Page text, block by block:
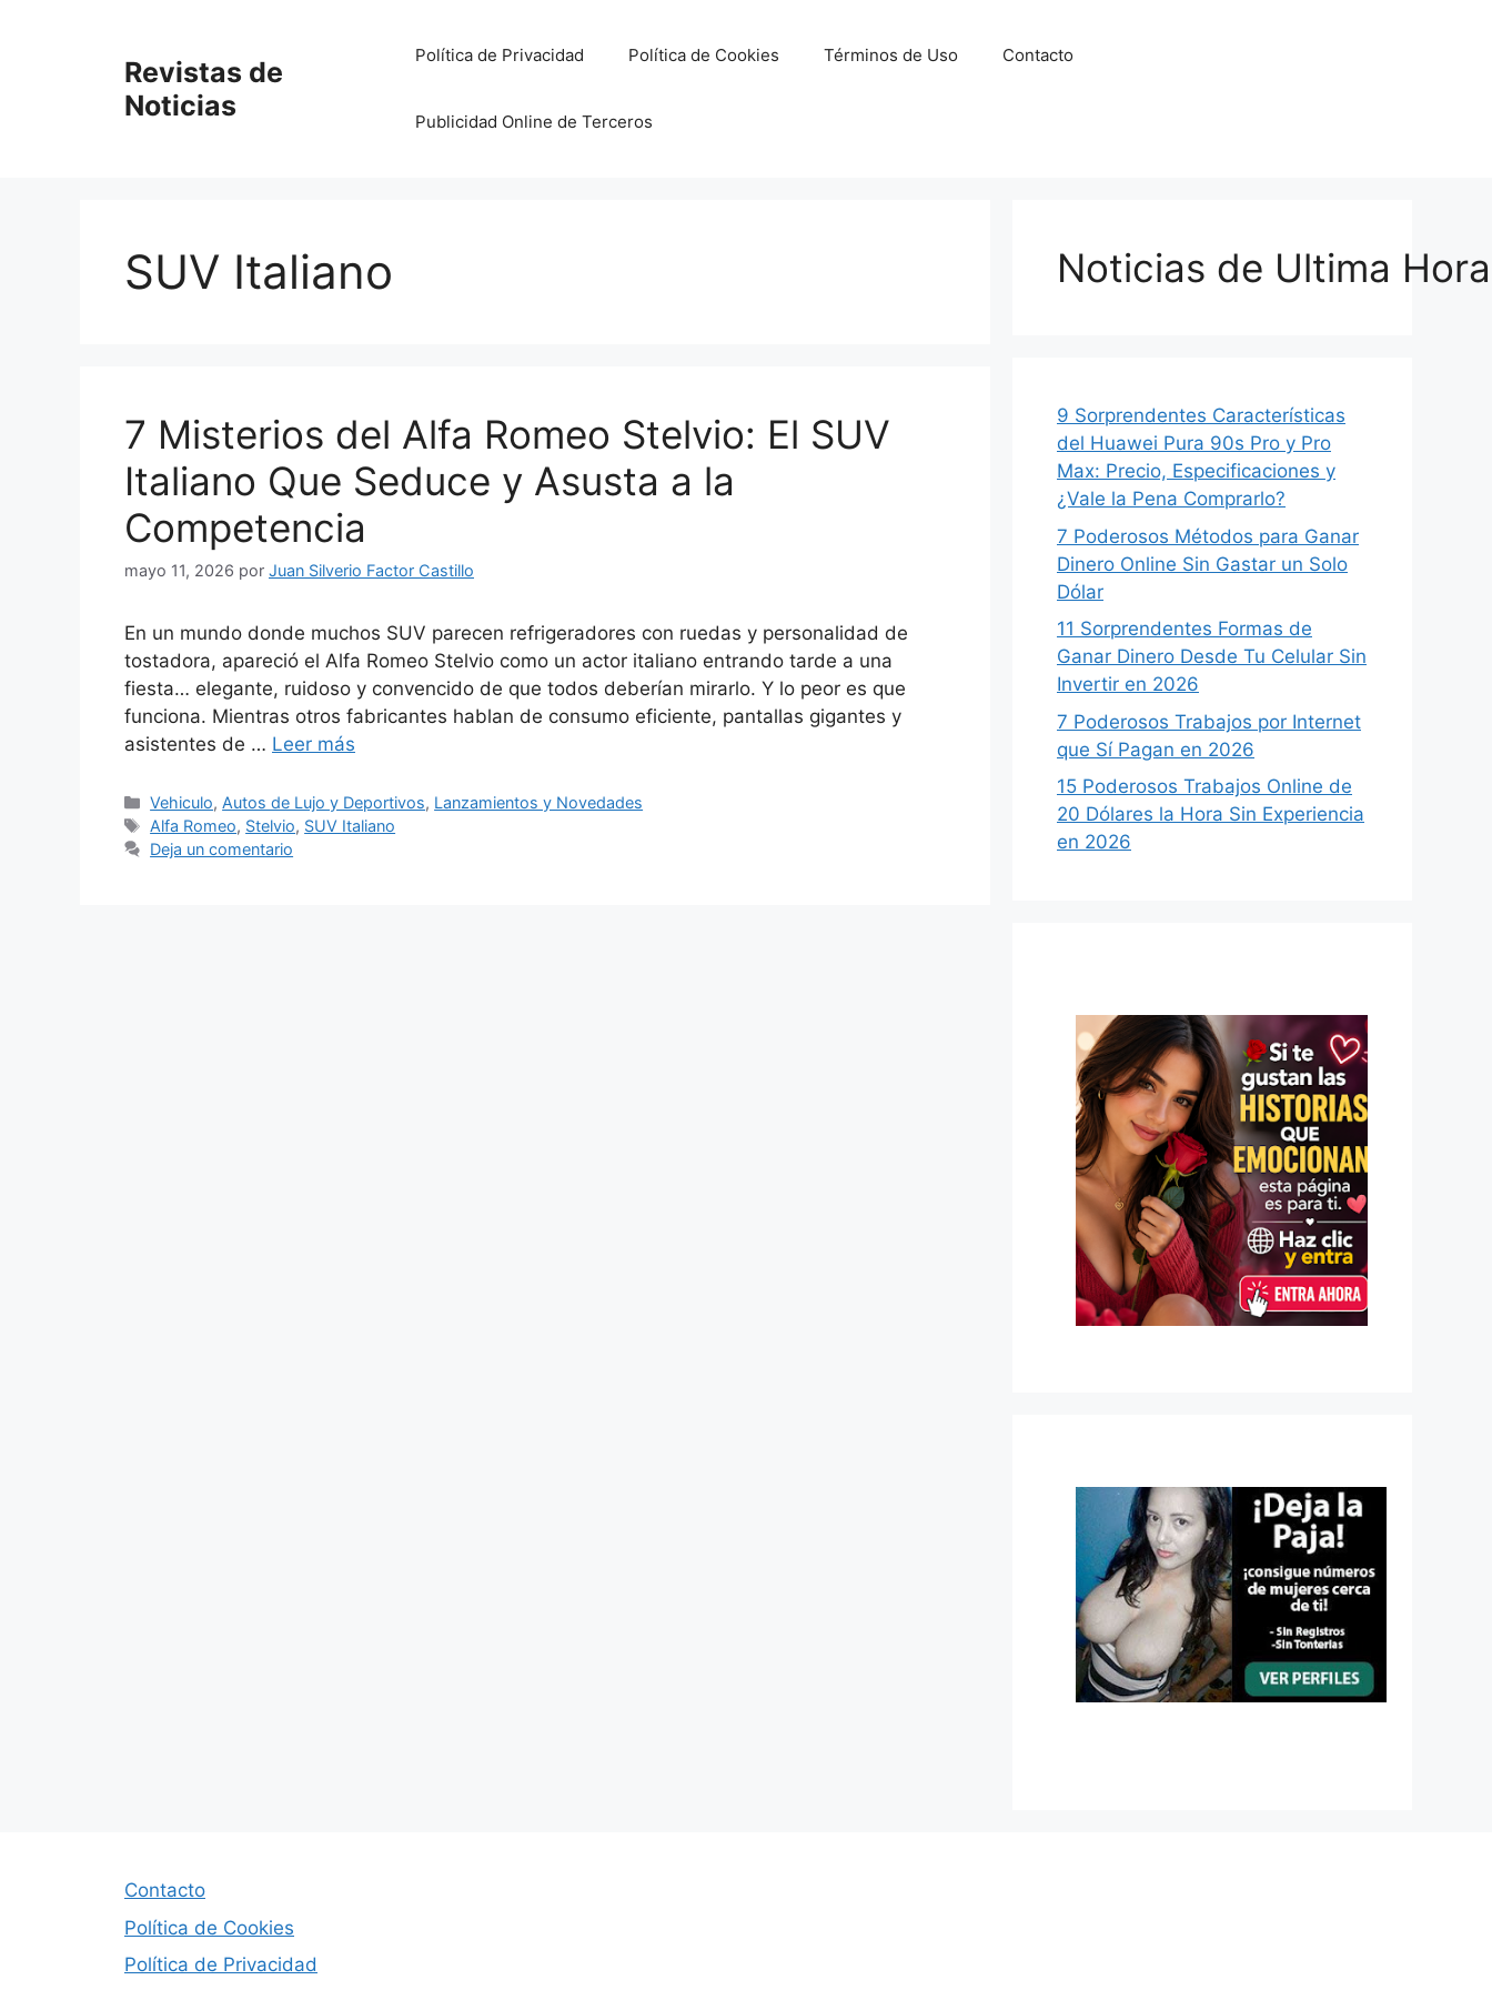
Revistas de
Noticias
Política de Privacidad Política de Cookies Términos de Uso Contacto
Publicidad Online de Terceros
SUV Italiano
7 Misterios del Alfa Romeo Stelvio: El SUV
Italiano Que Seduce y Asusta a la
Competencia
mayo 11, 2026 por Juan Silverio Factor Castillo
En un mundo donde muchos SUV parecen refrigeradores con ruedas y personalidad de
tostadora, apareció el Alfa Romeo Stelvio como un actor italiano entrando tarde a una
fiesta… elegante, ruidoso y convencido de que todos deberían mirarlo. Y lo peor es que
funciona. Mientras otros fabricantes hablan de consumo eficiente, pantallas gigantes y
asistentes de … Leer más
Categorías
Vehiculo, Autos de Lujo y Deportivos, Lanzamientos y Novedades
Etiquetas
Alfa Romeo, Stelvio, SUV Italiano
Deja un comentario
Noticias de Ultima
9 Sorprendentes Características
del Huawei Pura 90s Pro y Pro
Max: Precio, Especificaciones y
¿Vale la Pena Comprarlo?
7 Poderosos Métodos para Ganar
Dinero Online Sin Gastar un Solo
Dólar
11 Sorprendentes Formas de
Ganar Dinero Desde Tu Celular Sin
Invertir en 2026
7 Poderosos Trabajos por Internet
que Sí Pagan en 2026
15 Poderosos Trabajos Online de
20 Dólares la Hora Sin Experiencia
en 2026
Contacto
Política de Cookies
Política de Privacidad